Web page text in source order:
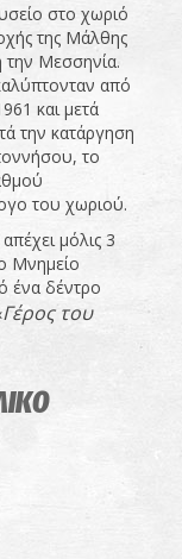
στο χωριό
της Μάλθης
την Μεσσηνία.
από
και μετά
την κατάργηση
το
του χωριού.
μόλις 3
Μνημείο
ένα δέντρο
Γέρος του